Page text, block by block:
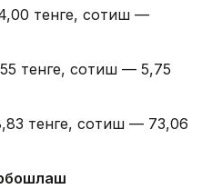
тенге, сотиш —
тенге, сотиш — 5,75
тенге, сотиш — 73,06